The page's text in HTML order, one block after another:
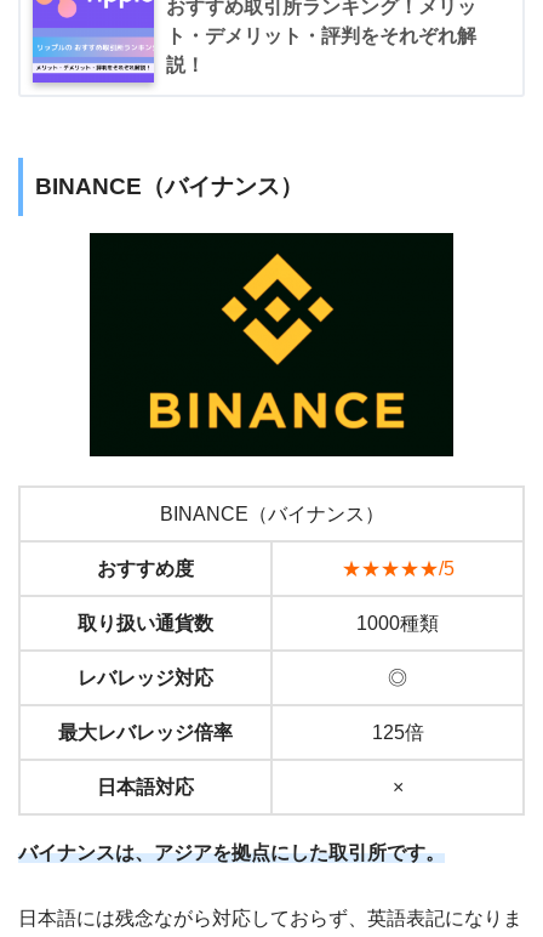
おすすめ取引所ランキング！メリッ
ト・デメリット・評判をそれぞれ解
説！
BINANCE（バイナンス）
BINANCE（バイナンス）
おすすめ度 ★★★★★/5
取り扱い通貨数 1000種類
レバレッジ対応 ◎
最大レバレッジ倍率 125倍
日本語対応 ×
バイナンスは、アジアを拠点にした取引所です。
日本語には残念ながら対応しておらず、英語表記になりま